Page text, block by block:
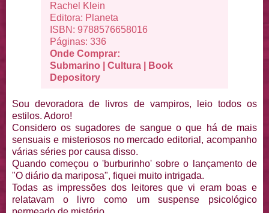
Rachel Klein
Editora: Planeta
ISBN: 9788576658016
Páginas: 336
Onde Comprar:
Submarino |Cultura
Book
Depository
Sou devoradora de livros de vampiros, leio todos os
estilos. Adoro!
Considero os sugadores de sangue o que há de mais
sensuais e misteriosos no mercado editorial, acompanho
várias séries por causa disso.
Quando começou o 'burburinho' sobre o lançamento de
"O diário da mariposa", fiquei muito intrigada.
Todas as impressões dos leitores que vi eram boas e
relatavam o livro como um suspense psicológico